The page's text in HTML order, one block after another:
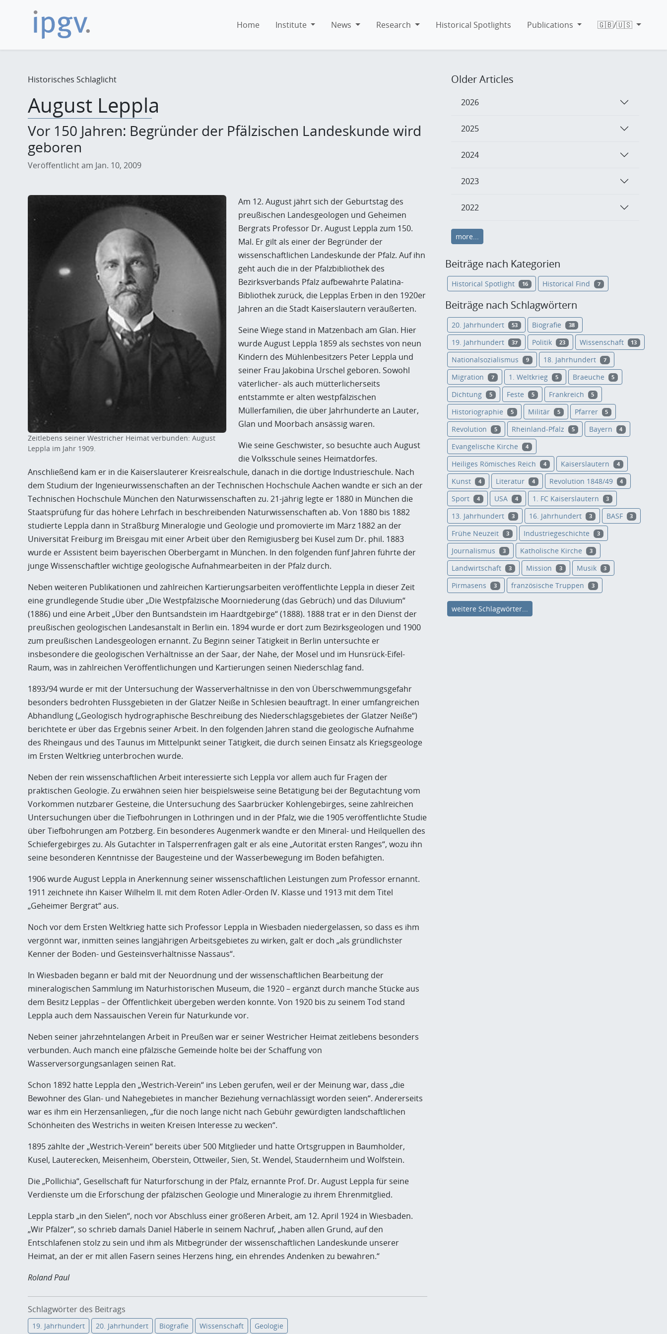
Home Institute News Research Historical Spotlights Publications 🇬🇧/🇺🇸
Historisches Schlaglicht
August Leppla
Vor 150 Jahren: Begründer der Pfälzischen Landeskunde wird
geboren
Veröffentlicht am Jan. 10, 2009
Zeitlebens seiner Westricher Heimat verbunden: August
Leppla im Jahr 1909.
Am 12. August jährt sich der Geburtstag des
preußischen Landesgeologen und Geheimen
Bergrats Professor Dr. August Leppla zum 150.
Mal. Er gilt als einer der Begründer der
wissenschaftlichen Landeskunde der Pfalz. Auf ihn
geht auch die in der Pfalzbibliothek des
Bezirksverbands Pfalz aufbewahrte Palatina-
Bibliothek zurück, die Lepplas Erben in den 1920er
Jahren an die Stadt Kaiserslautern veräußerten.
Seine Wiege stand in Matzenbach am Glan. Hier
wurde August Leppla 1859 als sechstes von neun
Kindern des Mühlenbesitzers Peter Leppla und
seiner Frau Jakobina Urschel geboren. Sowohl
väterlicher- als auch mütterlicherseits
entstammte er alten westpfälzischen
Müllerfamilien, die über Jahrhunderte an Lauter,
Glan und Moorbach ansässig waren.
Wie seine Geschwister, so besuchte auch August
die Volksschule seines Heimatdorfes.
Anschließend kam er in die Kaiserslauterer Kreisrealschule, danach in die dortige Industrieschule. Nach
dem Studium der Ingenieurwissenschaften an der Technischen Hochschule Aachen wandte er sich an der
Technischen Hochschule München den Naturwissenschaften zu. 21-jährig legte er 1880 in München die
Staatsprüfung für das höhere Lehrfach in beschreibenden Naturwissenschaften ab. Von 1880 bis 1882
studierte Leppla dann in Straßburg Mineralogie und Geologie und promovierte im März 1882 an der
Universität Freiburg im Breisgau mit einer Arbeit über den Remigiusberg bei Kusel zum Dr. phil. 1883
wurde er Assistent beim bayerischen Oberbergamt in München. In den folgenden fünf Jahren führte der
junge Wissenschaftler wichtige geologische Aufnahmearbeiten in der Pfalz durch.
Neben weiteren Publikationen und zahlreichen Kartierungsarbeiten veröffentlichte Leppla in dieser Zeit
eine grundlegende Studie über „Die Westpfälzische Moorniederung (das Gebrüch) und das Diluvium“
(1886) und eine Arbeit „Über den Buntsandstein im Haardtgebirge“ (1888). 1888 trat er in den Dienst der
preußischen geologischen Landesanstalt in Berlin ein. 1894 wurde er dort zum Bezirksgeologen und 1900
zum preußischen Landesgeologen ernannt. Zu Beginn seiner Tätigkeit in Berlin untersuchte er
insbesondere die geologischen Verhältnisse an der Saar, der Nahe, der Mosel und im Hunsrück-Eifel-
Raum, was in zahlreichen Veröffentlichungen und Kartierungen seinen Niederschlag fand.
1893/94 wurde er mit der Untersuchung der Wasserverhältnisse in den von Überschwemmungsgefahr
besonders bedrohten Flussgebieten in der Glatzer Neiße in Schlesien beauftragt. In einer umfangreichen
Abhandlung („Geologisch hydrographische Beschreibung des Niederschlagsgebietes der Glatzer Neiße“)
berichtete er über das Ergebnis seiner Arbeit. In den folgenden Jahren stand die geologische Aufnahme
des Rheingaus und des Taunus im Mittelpunkt seiner Tätigkeit, die durch seinen Einsatz als Kriegsgeologe
im Ersten Weltkrieg unterbrochen wurde.
Neben der rein wissenschaftlichen Arbeit interessierte sich Leppla vor allem auch für Fragen der
praktischen Geologie. Zu erwähnen seien hier beispielsweise seine Betätigung bei der Begutachtung vom
Vorkommen nutzbarer Gesteine, die Untersuchung des Saarbrücker Kohlengebirges, seine zahlreichen
Untersuchungen über die Tiefbohrungen in Lothringen und in der Pfalz, wie die 1905 veröffentlichte Studie
über Tiefbohrungen am Potzberg. Ein besonderes Augenmerk wandte er den Mineral- und Heilquellen des
Schiefergebirges zu. Als Gutachter in Talsperrenfragen galt er als eine „Autorität ersten Ranges“, wozu ihn
seine besonderen Kenntnisse der Baugesteine und der Wasserbewegung im Boden befähigten.
1906 wurde August Leppla in Anerkennung seiner wissenschaftlichen Leistungen zum Professor ernannt.
1911 zeichnete ihn Kaiser Wilhelm II. mit dem Roten Adler-Orden IV. Klasse und 1913 mit dem Titel
„Geheimer Bergrat“ aus.
Noch vor dem Ersten Weltkrieg hatte sich Professor Leppla in Wiesbaden niedergelassen, so dass es ihm
vergönnt war, inmitten seines langjährigen Arbeitsgebietes zu wirken, galt er doch „als gründlichster
Kenner der Boden- und Gesteinsverhältnisse Nassaus“.
In Wiesbaden begann er bald mit der Neuordnung und der wissenschaftlichen Bearbeitung der
mineralogischen Sammlung im Naturhistorischen Museum, die 1920 – ergänzt durch manche Stücke aus
dem Besitz Lepplas – der Öffentlichkeit übergeben werden konnte. Von 1920 bis zu seinem Tod stand
Leppla auch dem Nassauischen Verein für Naturkunde vor.
Neben seiner jahrzehntelangen Arbeit in Preußen war er seiner Westricher Heimat zeitlebens besonders
verbunden. Auch manch eine pfälzische Gemeinde holte bei der Schaffung von
Wasserversorgungsanlagen seinen Rat.
Schon 1892 hatte Leppla den „Westrich-Verein“ ins Leben gerufen, weil er der Meinung war, dass „die
Bewohner des Glan- und Nahegebietes in mancher Beziehung vernachlässigt worden seien“. Andererseits
war es ihm ein Herzensanliegen, „für die noch lange nicht nach Gebühr gewürdigten landschaftlichen
Schönheiten des Westrichs in weiten Kreisen Interesse zu wecken“.
1895 zählte der „Westrich-Verein“ bereits über 500 Mitglieder und hatte Ortsgruppen in Baumholder,
Kusel, Lauterecken, Meisenheim, Oberstein, Ottweiler, Sien, St. Wendel, Staudernheim und Wolfstein.
Die „Pollichia“, Gesellschaft für Naturforschung in der Pfalz, ernannte Prof. Dr. August Leppla für seine
Verdienste um die Erforschung der pfälzischen Geologie und Mineralogie zu ihrem Ehrenmitglied.
Leppla starb „in den Sielen“, noch vor Abschluss einer größeren Arbeit, am 12. April 1924 in Wiesbaden.
„Wir Pfälzer“, so schrieb damals Daniel Häberle in seinem Nachruf, „haben allen Grund, auf den
Entschlafenen stolz zu sein und ihm als Mitbegründer der wissenschaftlichen Landeskunde unserer
Heimat, an der er mit allen Fasern seines Herzens hing, ein ehrendes Andenken zu bewahren.“
Roland Paul
Schlagwörter des Beitrags
19. Jahrhundert 20. Jahrhundert Biografie Wissenschaft Geologie
Older Articles
2026
2025
2024
2023
2022
more...
Beiträge nach Kategorien
Historical Spotlight 16 Historical Find 7
Beiträge nach Schlagwörtern
20. Jahrhundert 53 Biografie 38
19. Jahrhundert 37 Politik 23 Wissenschaft 13
Nationalsozialismus 9 18. Jahrhundert 7
Migration 7 1. Weltkrieg 5 Braeuche 5
Dichtung 5 Feste 5 Frankreich 5
Historiographie 5 Militär 5 Pfarrer 5
Revolution 5 Rheinland-Pfalz 5 Bayern 4
Evangelische Kirche 4
Heiliges Römisches Reich 4 Kaiserslautern 4
Kunst 4 Literatur 4 Revolution 1848/49 4
Sport 4 USA 4 1. FC Kaiserslautern 3
13. Jahrhundert 3 16. Jahrhundert 3 BASF 3
Frühe Neuzeit 3 Industriegeschichte 3
Journalismus 3 Katholische Kirche 3
Landwirtschaft 3 Mission 3 Musik 3
Pirmasens 3 französische Truppen 3
weitere Schlagwörter...